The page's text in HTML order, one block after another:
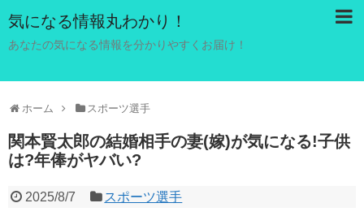
気になる情報丸わかり！
あなたの気になる情報を分かりやすくお届け！
ホーム スポーツ選手
関本賢太郎の結婚相手の妻(嫁)が気になる!子供
は?年俸がヤバい?
2025/8/7 スポーツ選手